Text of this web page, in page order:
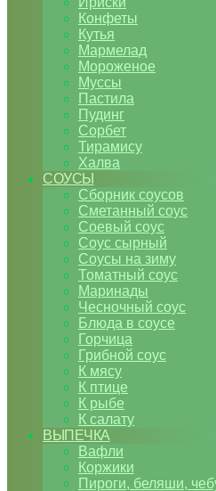
Конфеты
Кутья
Мармелад
Мороженое
Муссы
Пастила
Пудинг
Сорбет
Тирамису
Халва
СОУСЫ
Сборник соусов
Сметанный соус
Соевый соус
Соус сырный
Соусы на зиму
Томатный соус
Маринады
Чесночный соус
Блюда в соусе
Горчица
Грибной соус
К мясу
К птице
К рыбе
К салату
ВЫПЕЧКА
Вафли
Коржики
Пироги, беляши,